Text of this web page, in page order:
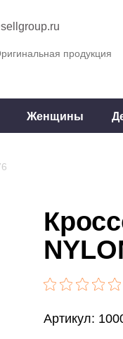
продукция
Женщины
Артикул: